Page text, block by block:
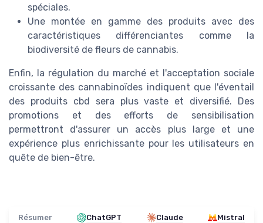
spéciales.
Une montée en gamme des produits avec des
caractéristiques différenciantes comme la
biodiversité de fleurs de cannabis.
Enfin, la régulation du marché et l'acceptation sociale
croissante des cannabinoïdes indiquent que l'éventail
des produits cbd sera plus vaste et diversifié. Des
promotions et des efforts de sensibilisation
permettront d'assurer un accès plus large et une
expérience plus enrichissante pour les utilisateurs en
quête de bien-être.
Résumer ChatGPT Claude Mistral